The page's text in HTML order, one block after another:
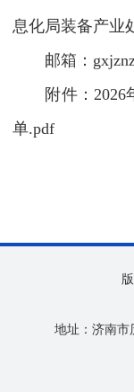
息化局装备产业
邮箱：
附件：
单.pdf
地址：济南